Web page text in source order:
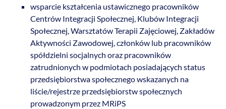
wsparcie kształcenia ustawicznego pracowników
Centrów Integracji Społecznej, Klubów Integracji
Społecznej, Warsztatów Terapii Zajęciowej, Zakładów
Aktywności Zawodowej, członków lub pracowników
spółdzielni socjalnych oraz pracowników
zatrudnionych w podmiotach posiadających status
przedsiębiorstwa społecznego wskazanych na
liście/rejestrze przedsiębiorstw społecznych
prowadzonym przez MRiPS